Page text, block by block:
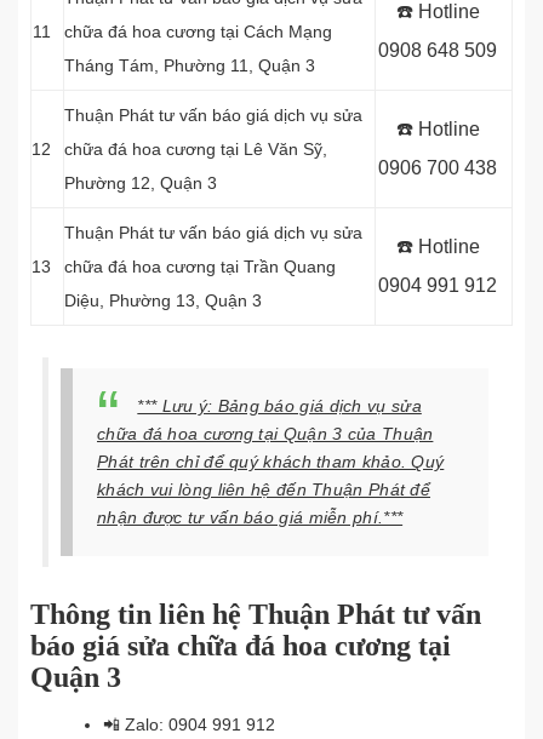
11
chữa đá hoa cương tại Cách Mạng
Tháng Tám, Phường 11, Quận 3
☎️ Hotline
0908 648 509
12
Thuận Phát tư vấn báo giá dịch vụ sửa
chữa đá hoa cương tại Lê Văn Sỹ,
Phường 12, Quận 3
☎️ Hotline
0906 700 438
13
Thuận Phát tư vấn báo giá dịch vụ sửa
chữa đá hoa cương tại Trần Quang
Diệu, Phường 13, Quận 3
☎️ Hotline
0904 991 912
*** Lưu ý: Bảng báo giá dịch vụ sửa
chữa đá hoa cương tại Quận 3 của Thuận
Phát trên chỉ để quý khách tham khảo. Quý
khách vui lòng liên hệ đến Thuận Phát để
nhận được tư vấn báo giá miễn phí.***
Thông tin liên hệ Thuận Phát tư vấn
báo giá sửa chữa đá hoa cương tại
Quận 3
📲 Zalo: 0904 991 912